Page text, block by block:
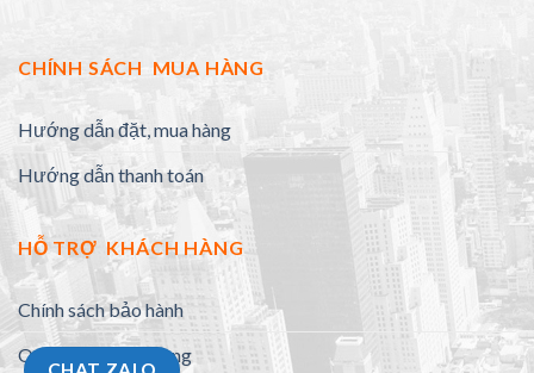
CHÍNH SÁCH MUA HÀNG
Hướng dẫn đặt, mua hàng
Hướng dẫn thanh toán
HỖ TRỢ KHÁCH HÀNG
Chính sách bảo hành
Quy định đổi trả hàng